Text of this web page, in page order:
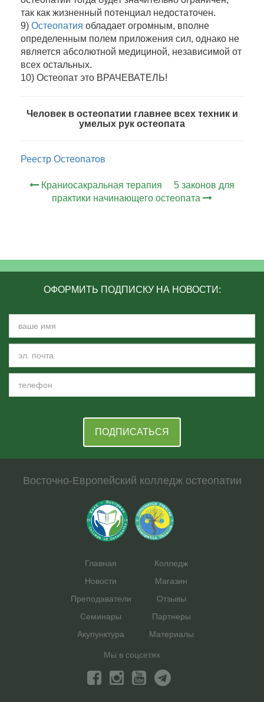
так как жизненный потенциал недостаточен.
9) Остеопатия обладает огромным, вполне
определенным полем приложения сил, однако не
является абсолютной медициной, независимой от
всех остальных.
10) Остеопат это ВРАЧЕВАТЕЛЬ!
Человек в остеопатии главнее всех техник и
умелых рук остеопата
Реестр Остеопатов
Краниосакральная терапия
5 законов для
практики начинающего остеопата
ОФОРМИТЬ ПОДПИСКУ НА НОВОСТИ:
ПОДПИСАТЬСЯ
Восточно-Европейский колледж остеопатии
Главная
Новости
Преподаватели
Семинары
Акупунктура
Колледж
Магазин
Отзывы
Партнеры
Материалы
Мы в соцсетях